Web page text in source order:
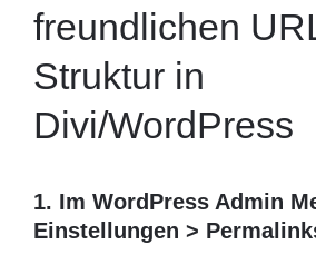
freundlichen
Struktur in
Divi/WordPress
1. Im WordPress Admin
Einstellungen >